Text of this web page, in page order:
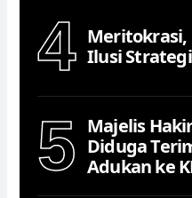
4
Meritokrasi,
Ilusi Strategi
5
Majelis
Diduga
Adukan ke